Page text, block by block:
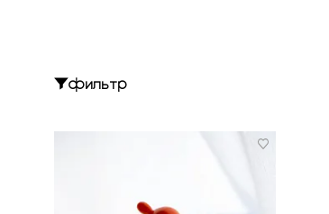
фильтр